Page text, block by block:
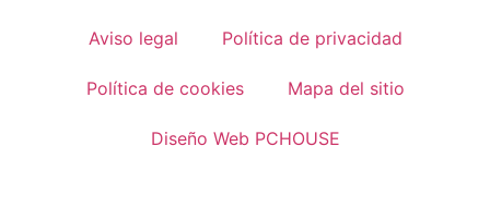
Aviso legal Política de privacidad
Política de cookies Mapa del sitio
Diseño Web PCHOUSE